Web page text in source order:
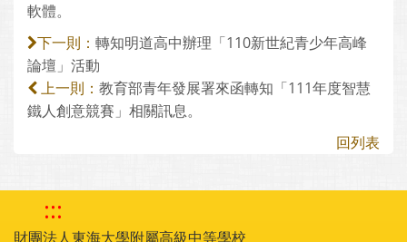
軟體。
下一則： 轉知明道高中辦理「110新世紀青少年高峰
論壇」活動
上一則： 教育部青年發展署來函轉知「111年度智慧
鐵人創意競賽」相關訊息。
回列表
:::
財團法人東海大學附屬高級中等學校